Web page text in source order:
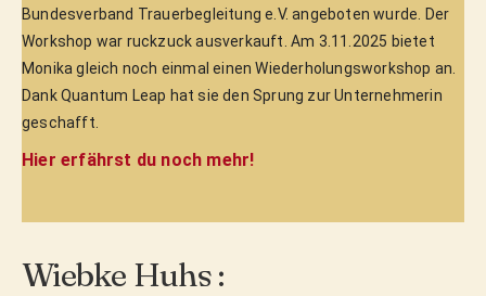
Bundesverband Trauerbegleitung e.V. angeboten wurde. Der
Workshop war ruckzuck ausverkauft. Am 3.11.2025 bietet
Monika gleich noch einmal einen Wiederholungsworkshop an.
Dank Quantum Leap hat sie den Sprung zur Unternehmerin
geschafft.
Hier erfährst du noch mehr!
Wiebke Huhs :